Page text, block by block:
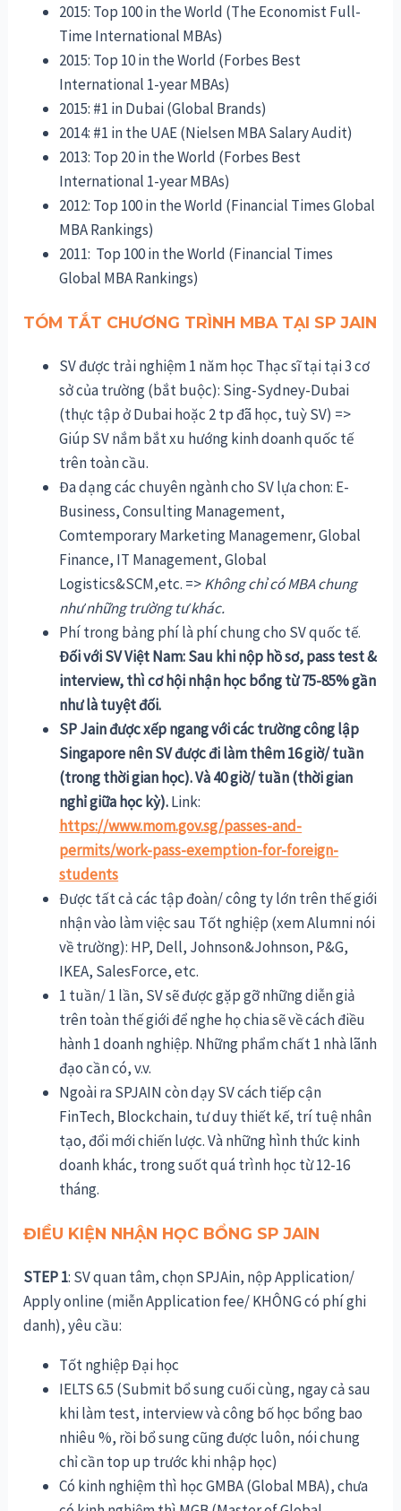
2015: Top 100 in the World (The Economist Full-
Time International MBAs)
2015: Top 10 in the World (Forbes Best
International 1-year MBAs)
2015: #1 in Dubai (Global Brands)
2014: #1 in the UAE (Nielsen MBA Salary Audit)
2013: Top 20 in the World (Forbes Best
International 1-year MBAs)
2012: Top 100 in the World (Financial Times Global
MBA Rankings)
2011: Top 100 in the World (Financial Times
Global MBA Rankings)
TÓM TẮT CHƯƠNG TRÌNH MBA TẠI SP JAIN
SV được trải nghiệm 1 năm học Thạc sĩ tại tại 3 cơ
sở của trường (bắt buộc): Sing-Sydney-Dubai
(thực tập ở Dubai hoặc 2 tp đã học, tuỳ SV) =>
Giúp SV nắm bắt xu hướng kinh doanh quốc tế
trên toàn cầu.
Đa dạng các chuyên ngành cho SV lựa chon: E-
Business, Consulting Management,
Comtemporary Marketing Managemenr, Global
Finance, IT Management, Global
Logistics&SCM,etc. =>Không chỉ có MBA chung
như những trường tư khác.
Phí trong bảng phí là phí chung cho SV quốc tế.
Đối với SV Việt Nam: Sau khi nộp hồ sơ, pass test &
interview, thì cơ hội nhận học bổng từ 75-85% gần
như là tuyệt đối.
SP Jain được xếp ngang với các trường công lập
Singapore nên SV được đi làm thêm 16 giờ/ tuần
(trong thời gian học). Và 40 giờ/ tuần (thời gian
nghỉ giữa học kỳ).Link:
https://www.mom.gov.sg/passes-and-
permits/work-pass-exemption-for-foreign-
students
Được tất cả các tập đoàn/ công ty lớn trên thế giới
nhận vào làm việc sau Tốt nghiệp (xem Alumni nói
về trường): HP, Dell, Johnson&Johnson, P&G,
IKEA, SalesForce, etc.
1 tuần/ 1 lần, SV sẽ được gặp gỡ những diễn giả
trên toàn thế giới để nghe họ chia sẽ về cách điều
hành 1 doanh nghiệp. Những phẩm chất 1 nhà lãnh
đạo cần có, v.v.
Ngoài ra SPJAIN còn dạy SV cách tiếp cận
FinTech, Blockchain, tư duy thiết kế, trí tuệ nhân
tạo, đổi mới chiến lược. Và những hình thức kinh
doanh khác, trong suốt quá trình học từ 12-16
tháng.
ĐIỀU KIỆN NHẬN HỌC BỔNG SP JAIN
STEP 1: SV quan tâm, chọn SPJAin, nộp Application/
Apply online (miễn Application fee/ KHÔNG có phí ghi
danh), yêu cầu:
Tốt nghiệp Đại học
IELTS 6.5 (Submit bổ sung cuối cùng, ngay cả sau
khi làm test, interview và công bố học bổng bao
nhiêu %, rồi bổ sung cũng được luôn, nói chung
chỉ cần top up trước khi nhập học)
Có kinh nghiệm thì học GMBA (Global MBA), chưa